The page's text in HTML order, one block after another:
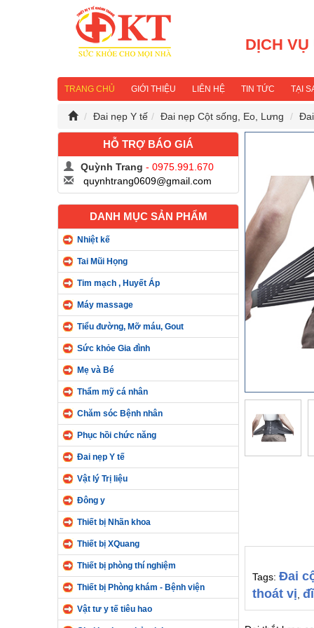
DỊCH
TRANG CHỦ GIỚI THIỆU LIÊN HỆ TIN TỨC TẠI
Đai nẹp Y tế Đai nẹp Cột sống, Eo, Lưng
HỖ TRỢ BÁO GIÁ
Quỳnh Trang - 0975.991.670
quynhtrang0609@gmail.com
DANH MỤC SẢN PHẨM
Nhiệt kế
Tai Mũi Họng
Tim mạch , Huyết Áp
Máy massage
Tiểu đường, Mỡ máu, Gout
Sức khỏe Gia đình
Mẹ và Bé
Thẩm mỹ cá nhân
Chăm sóc Bệnh nhân
Phục hồi chức năng
Đai nẹp Y tế
Vật lý Trị liệu
Đông y
Thiết bị Nhãn khoa
Thiết bị XQuang
Thiết bị phòng thí nghiệm
Thiết bị Phòng khám - Bệnh viện
Vật tư y tế tiêu hao
Tags: Đai
thoát vị,